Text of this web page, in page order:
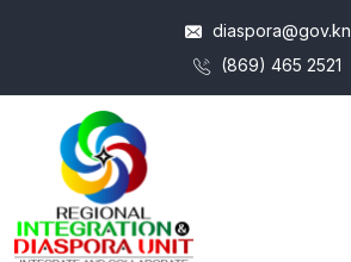
diaspora@gov.kn
(869) 465 2521